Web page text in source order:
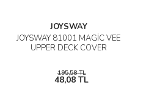
JOYSWAY
JOYSWAY 81001 MAGİC VEE
UPPER DECK COVER
195,58 TL
48,08 TL